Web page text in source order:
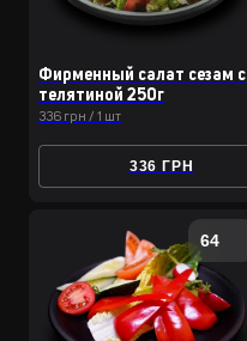
Фирменный салат сезам с
телятиной 250г
336 грн / 1 шт
336 ГРН
64